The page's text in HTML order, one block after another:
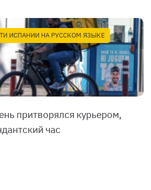
ИСПАНИИ НА РУССКОМ ЯЗЫКЕ
притворялся курьером,
час